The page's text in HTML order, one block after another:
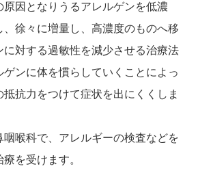
原因となりうるアレルゲンを低濃
、徐々に増量し、高濃度のものへ移
に対する過敏性を減少させる治療法
ンに体を慣らしていくことによっ
抗力をつけて症状を出にくくしま
喉科で、アレルギーの検査などを
を受けます。